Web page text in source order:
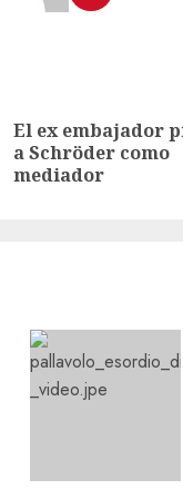
El ex embajador
a Schröder como
mediador